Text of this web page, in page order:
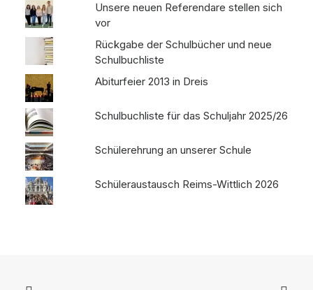
Unsere neuen Referendare stellen sich
vor
Rückgabe der Schulbücher und neue
Schulbuchliste
Abiturfeier 2013 in Dreis
Schulbuchliste für das Schuljahr 2025/26
Schülerehrung an unserer Schule
Schüleraustausch Reims-Wittlich 2026